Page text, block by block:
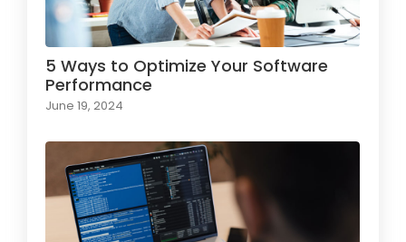
5 Ways to Optimize Your Software
Performance
June 19, 2024